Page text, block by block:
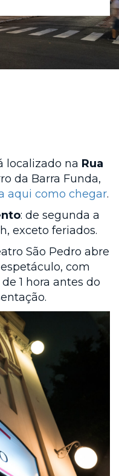
localizado na Rua
da Barra Funda,
aqui como chegar.
: de segunda a
exceto feriados.
São Pedro abre
com
1 hora antes do